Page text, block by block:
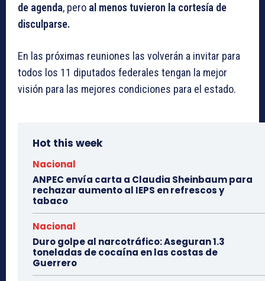
de agenda, pero al menos tuvieron la cortesía de
disculparse.
En las próximas reuniones las volverán a invitar para
todos los 11 diputados federales tengan la mejor
visión para las mejores condiciones para el estado.
Hot this week
Nacional
ANPEC envía carta a Claudia Sheinbaum para
rechazar aumento al IEPS en refrescos y
tabaco
Nacional
Duro golpe al narcotráfico: Aseguran 1.3
toneladas de cocaína en las costas de
Guerrero